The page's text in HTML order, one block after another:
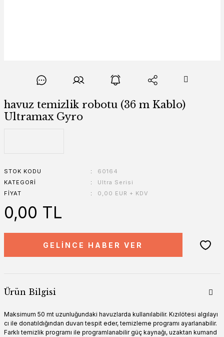
havuz temizlik robotu (36 m Kablo)
Ultramax Gyro
STOK KODU
60164
KATEGORI
Ultra Serisi
FIYAT
0,00 EUR + KDV
0,00 TL
GELİNCE HABER VER
Ürün Bilgisi
Maksimum 50 mt uzunluğundaki havuzlarda kullanılabilir. Kızılötesi algılayı
cı ile donatıldığından duvarı tespit eder, temizleme programı ayarlanabilir.
Farklı temizlik programı ile programlanabilir güç kaynağı, uzaktan kumand